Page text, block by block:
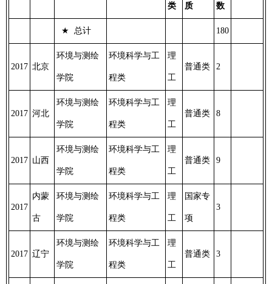
类 质 数
★ 总计 180
2017 北京
环境与测绘
学院
环境科学与工
程类
理
工
普通类 2
2017 河北
环境与测绘
学院
环境科学与工
程类
理
工
普通类 8
2017 山西
环境与测绘
学院
环境科学与工
程类
理
工
普通类 9
2017
内蒙
古
环境与测绘
学院
环境科学与工
程类
理
工
国家专
项
3
2017 辽宁
环境与测绘
学院
环境科学与工
程类
理
工
普通类 3